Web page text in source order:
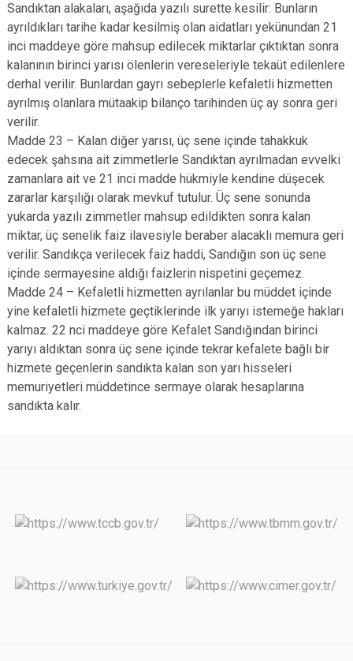
Sandıktan alakaları, aşağıda yazılı surette kesilir: Bunların
ayrıldıkları tarihe kadar kesilmiş olan aidatları yekünundan 21
inci maddeye göre mahsup edilecek miktarlar çıktıktan sonra
kalanının birinci yarısı ölenlerin vereseleriyle tekaüt edilenlere
derhal verilir. Bunlardan gayrı sebeplerle kefaletli hizmetten
ayrılmış olanlara mütaakip bilanço tarihinden üç ay sonra geri
verilir.
Madde 23 – Kalan diğer yarısı, üç sene içinde tahakkuk
edecek şahsına ait zimmetlerle Sandıktan ayrılmadan evvelki
zamanlara ait ve 21 inci madde hükmiyle kendine düşecek
zararlar karşılığı olarak mevkuf tutulur. Üç sene sonunda
yukarda yazılı zimmetler mahsup edildikten sonra kalan
miktar, üç senelik faiz ilavesiyle beraber alacaklı memura geri
verilir. Sandıkça verilecek faiz haddi, Sandığın son üç sene
içinde sermayesine aldığı faizlerin nispetini geçemez.
Madde 24 – Kefaletli hizmetten ayrılanlar bu müddet içinde
yine kefaletli hizmete geçtiklerinde ilk yarıyı istemeğe hakları
kalmaz. 22 nci maddeye göre Kefalet Sandığından birinci
yarıyı aldıktan sonra üç sene içinde tekrar kefalete bağlı bir
hizmete geçenlerin sandıkta kalan son yarı hisseleri
memuriyetleri müddetince sermaye olarak hesaplarına
sandıkta kalır.